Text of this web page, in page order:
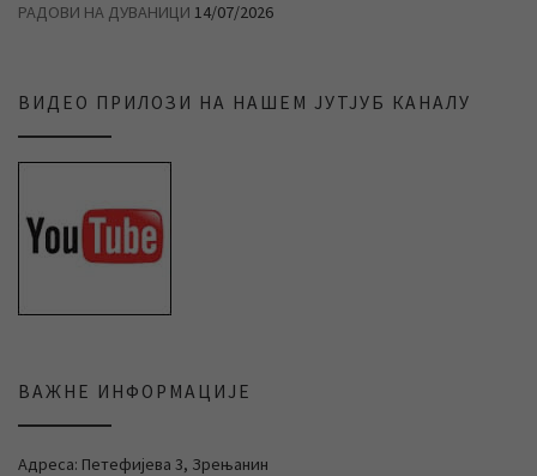
РАДОВИ НА ДУВАНИЦИ 14/07/2026
ВИДЕО ПРИЛОЗИ НА НАШЕМ ЈУТЈУБ КАНАЛУ
ВАЖНЕ ИНФОРМАЦИЈЕ
Адреса: Петефијева 3, Зрењанин